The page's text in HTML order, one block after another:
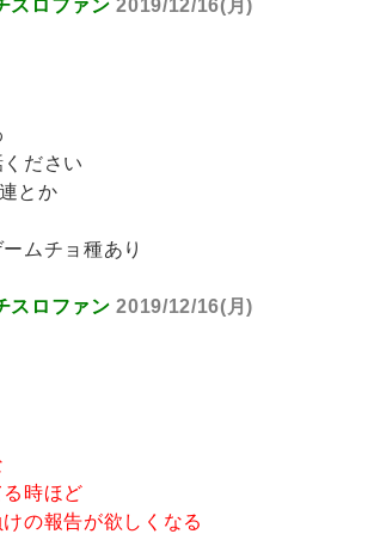
スロファン 2019/12/16(月)
ださい
とか
ムチョ種あり
スロファン 2019/12/16(月)
時ほど
の報告が欲しくなる